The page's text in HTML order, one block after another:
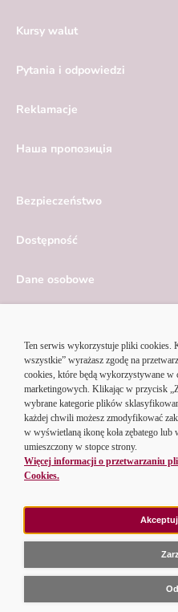
Przejdź do strony głównej
Kursy walut
Pytania i odpowiedzi
Reklamacje
Hаша пропозиція
Bezpieczeństwo
Dostępność
Dane osobowe
Ustawienia cookies
© 2026 Alior Bank SA |
akceptujeszregulamin portalui